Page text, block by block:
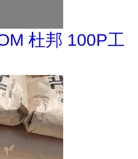
杜邦 100P工